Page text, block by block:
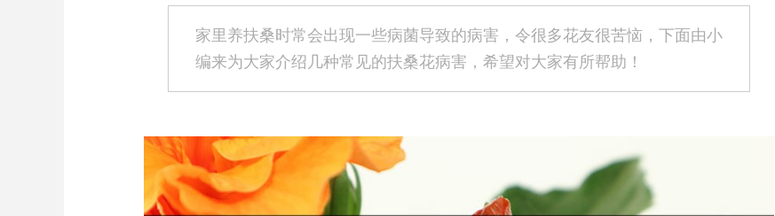
家里养扶桑时常会出现一些病菌导致的病害，令很多花友很苦恼，下面由小
编来为大家介绍几种常见的扶桑花病害，希望对大家有所帮助！